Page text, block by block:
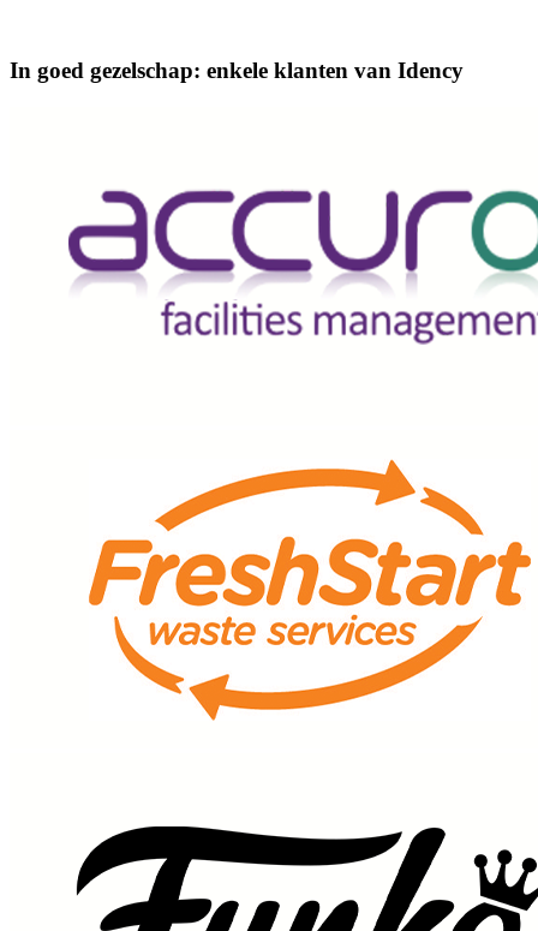
In goed gezelschap: enkele klanten van Idency